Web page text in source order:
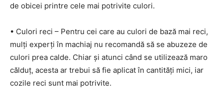
de obicei printre cele mai potrivite culori.
• Culori reci – Pentru cei care au culori de bază mai reci,
mulți experți în machiaj nu recomandă să se abuzeze de
culori prea calde. Chiar și atunci când se utilizează maro
călduț, acesta ar trebui să fie aplicat în cantități mici, iar
cozile reci sunt mai potrivite.